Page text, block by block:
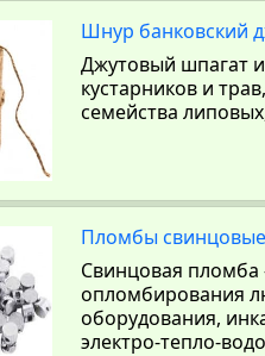
Шнур банковский
Джутовый шпагат
кустарников и
семейства
Пломбы свинцовые
Свинцовая пломба
опломбирования
оборудования,
электро-тепло-